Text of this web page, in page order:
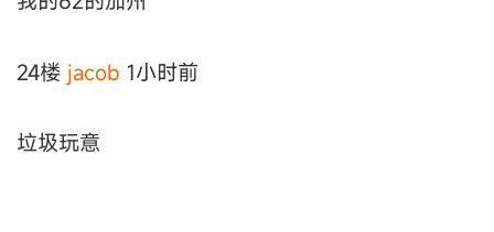
24楼 jacob 1小时前
垃圾玩意